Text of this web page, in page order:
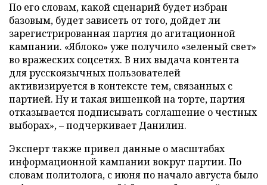
По его словам, какой сценарий будет избран
базовым, будет зависеть от того, дойдет ли
зарегистрированная партия до агитационной
кампании. «Яблоко» уже получило «зеленый свет»
во вражеских соцсетях. В них выдача контента
для русскоязычных пользователей
активизируется в контексте тем, связанных с
партией. Ну и такая вишенкой на торте, партия
отказывается подписывать соглашение о честных
выборах», – подчеркивает Данилин.
Эксперт также привел данные о масштабах
информационной кампании вокруг партии. По
словам политолога, с июня по начало августа было